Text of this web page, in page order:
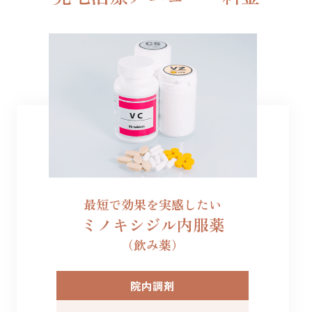
最短で効果を実感したい
ミノキシジル内服薬
（飲み薬）
院内調剤